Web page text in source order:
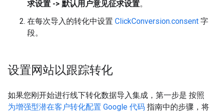
求设置 -> 默认用户意见征求设置。
在每次导入的转化中设置 ClickConversion.consent 字
段。
设置网站以跟踪转化
如果您刚开始进行线下转化数据导入集成，第一步是 按照
为增强型潜在客户转化配置 Google 代码 指南中的步骤，将